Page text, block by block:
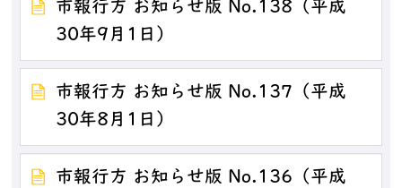
市報行方 お知らせ版 No.138（平成
30年9月1日）
市報行方 お知らせ版 No.137（平成
30年8月1日）
市報行方 お知らせ版 No.136（平成